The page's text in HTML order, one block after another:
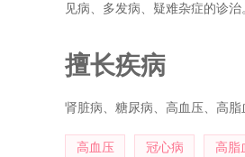
见病、多发病、疑难杂症的诊治
擅长疾病
肾脏病、糖尿病、高血压、高
高血压 冠心病 高脂